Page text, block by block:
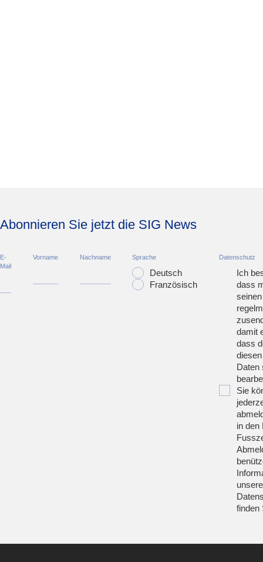
Abonnieren Sie jetzt die SIG News
E-
Mail
Vorname Nachname Sprache
Deutsch
Französisch
Datenschutz
Ich
dass
damit
dass
Daten
Sie
in den
finden